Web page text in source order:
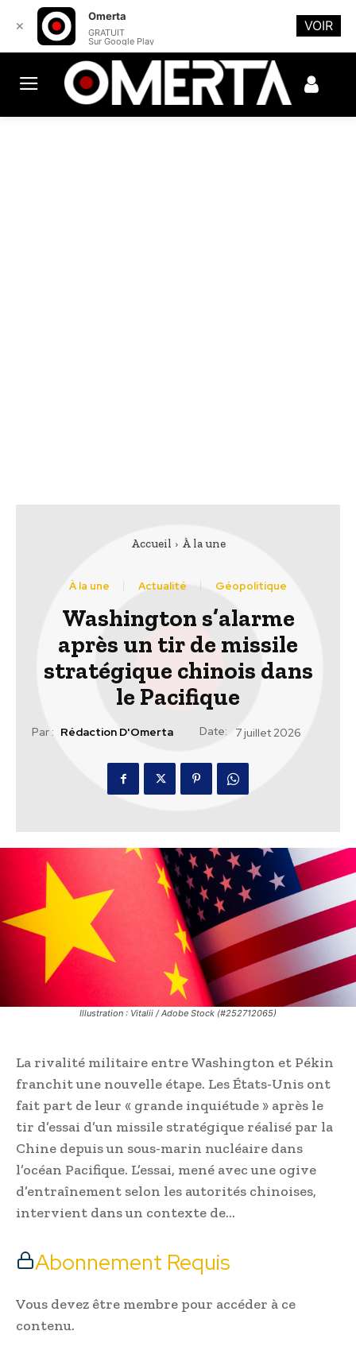
Accueil À la une
À la une Actualité Géopolitique
Washington s’alarme
après un tir de missile
stratégique chinois dans
le Pacifique
Par : Rédaction D'Omerta Date: 7 juillet 2026
Illustration : Vitalii / Adobe Stock (#252712065)
La rivalité militaire entre Washington et Pékin
franchit une nouvelle étape. Les États-Unis ont
fait part de leur « grande inquiétude » après le
tir d’essai d’un missile stratégique réalisé par la
Chine depuis un sous-marin nucléaire dans
l’océan Pacifique. L’essai, mené avec une ogive
d’entraînement selon les autorités chinoises,
intervient dans un contexte de…
Abonnement Requis
Vous devez être membre pour accéder à ce
contenu.
✕
Omerta
GRATUIT
Sur Google Play
VOIR